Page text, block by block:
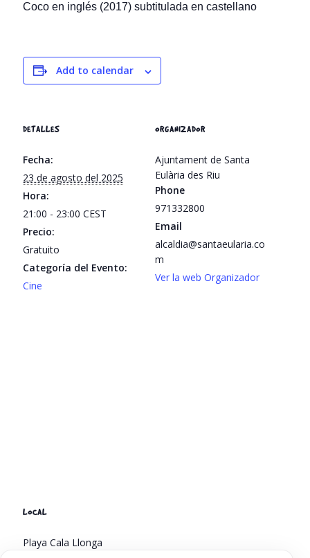
Coco en inglés (2017) subtitulada en castellano
Add to calendar
DETALLES
Fecha:
23 de agosto del 2025
Hora:
21:00 - 23:00CEST
Precio:
Gratuito
Categoría del Evento:
Cine
ORGANIZADOR
Ajuntament de Santa
Eulària des Riu
Phone
971332800
Email
alcaldia@santaeularia.co
m
Ver la web Organizador
LOCAL
Playa Cala Llonga